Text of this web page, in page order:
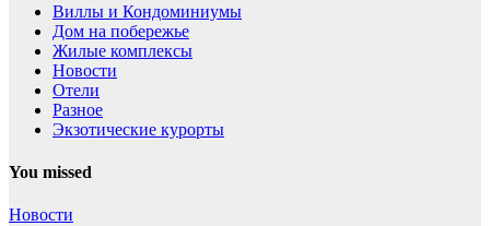
Виллы и Кондоминиумы
Дом на побережье
Жилые комплексы
Новости
Отели
Разное
Экзотические курорты
You missed
Новости